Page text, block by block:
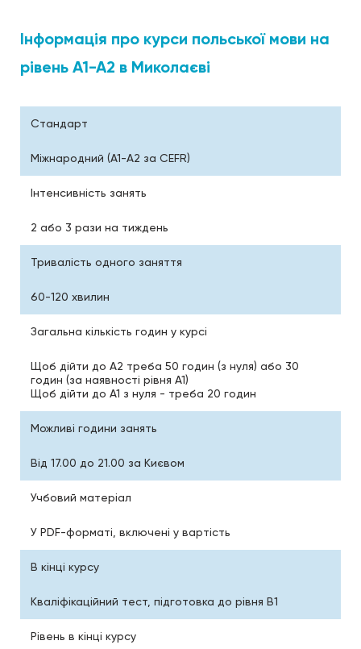
Інформація про курси польської мови на
рівень А1-А2 в Миколаєві
Стандарт
Міжнародний (А1-A2 за CEFR)
Інтенсивність занять
2 або 3 рази на тиждень
Тривалість одного заняття
60-120 хвилин
Загальна кількість годин у курсі
Щоб дійти до А2 треба 50 годин (з нуля) або 30
годин (за наявності рівня A1)
Щоб дійти до А1 з нуля - треба 20 годин
Можливі години занять
Від 17.00 до 21.00 за Києвом
Учбовий матеріал
У PDF-форматі, включені у вартість
В кінці курсу
Кваліфікаційний тест, підготовка до рівня B1
Рівень в кінці курсу